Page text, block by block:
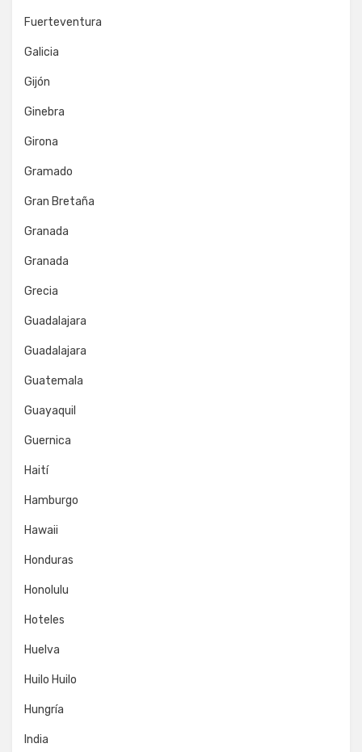
Fuerteventura
Galicia
Gijón
Ginebra
Girona
Gramado
Gran Bretaña
Granada
Granada
Grecia
Guadalajara
Guadalajara
Guatemala
Guayaquil
Guernica
Haití
Hamburgo
Hawaii
Honduras
Honolulu
Hoteles
Huelva
Huilo Huilo
Hungría
India